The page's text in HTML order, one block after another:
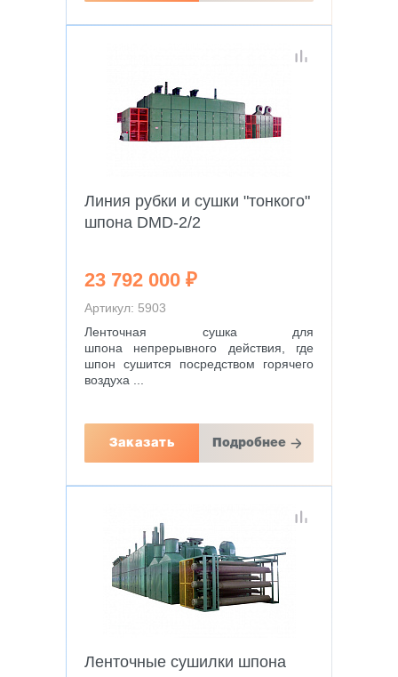
Линия рубки и сушки "тонкого"
шпона DMD-2/2
23 792 000 ₽
Артикул: 5903
Ленточная сушка для
шпона непрерывного действия, где
шпон сушится посредством горячего
воздуха ...
Заказать Подробнее
Ленточные сушилки шпона